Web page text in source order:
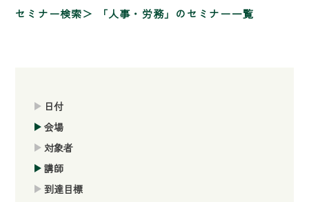
日付
会場
対象者
講師
到達目標
セミナー検索 「人事・労務」のセミナー一覧